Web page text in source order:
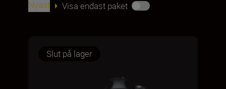
Nyast Visa endast paket
Slut på lager